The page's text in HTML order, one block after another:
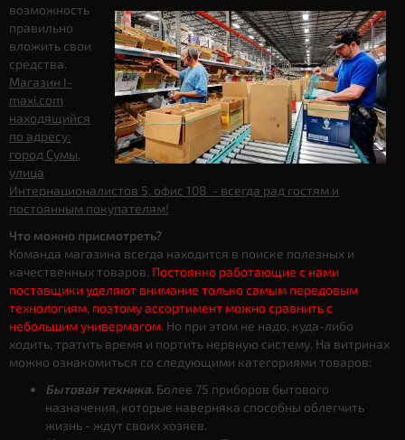
возможность
правильно
вложить свои
средства.
Магазин I-
maxi.com
находящийся
по адресу:
город Сумы,
улица
Интернационалистов 5, офис 108 - всегда рад гостям и
постоянным покупателям!
Что можно присмотреть?
Команда магазина всегда находится в поиске полезных и
качественных товаров. Постоянно работающие с нами
поставщики уделяют внимание только самым передовым
технологиям, поэтому ассортимент можно сравнить с
небольшим универмагом. Но при этом не надо, куда-либо
ходить, тратить время и портить нервную систему. На витринах
можно ознакомиться со следующими категориями товаров:
Бытовая техника. Более 75 приборов бытового
назначения, которые наверняка способны облегчить
жизнь - ждут своих хозяев.